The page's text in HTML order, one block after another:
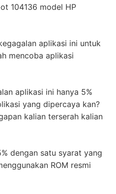
104136 model HP
aplikasi ini untuk
mencoba aplikasi
aplikasi ini hanya 5%
yang dipercaya kan?
kalian terserah kalian
dengan satu syarat yang
ROM resmi